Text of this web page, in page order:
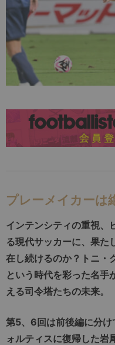
プレーメイカーは
インテンシティの重視、
る現代サッカーに、果た
在し続けるのか？トニ・
という時代を彩った名手
える司令塔たちの未来。
第5、6回は前後編に分
ォルティスに復帰した岩